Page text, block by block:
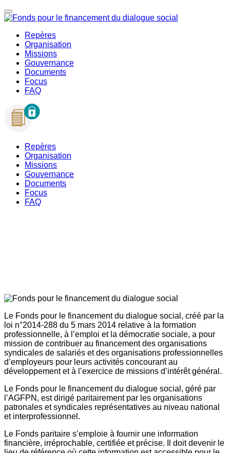
Repères
Organisation
Missions
Gouvernance
Documents
Focus
FAQ
Repères
Organisation
Missions
Gouvernance
Documents
Focus
FAQ
Le Fonds pour le financement du dialogue social, créé par la
loi n°2014-288 du 5 mars 2014 relative à la formation
professionnelle, à l’emploi et la démocratie sociale, a pour
mission de contribuer au financement des organisations
syndicales de salariés et des organisations professionnelles
d’employeurs pour leurs activités concourant au
développement et à l’exercice de missions d’intérêt général.
Le Fonds pour le financement du dialogue social, géré par
l’AGFPN, est dirigé paritairement par les organisations
patronales et syndicales représentatives au niveau national
et interprofessionnel.
Le Fonds paritaire s’emploie à fournir une information
financière, irréprochable, certifiée et précise. Il doit devenir le